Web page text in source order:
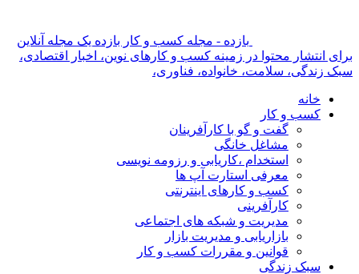
بازده - مجله کسب و کار بازده یک مجله آنلاین
برای انتشار محتوا در زمینه کسب و کارهای نوین، اخبار اقتصادی،
سبک زندگی، سلامت، خانواده، فناوری،
خانه
کسب و کار
گفت و گو با کارآفرینان
مشاغل خانگی
استخدام ،کاریابی و رزومه نویسی
معرفی استارت آپ ها
کسب و کارهای اینترنتی
کارآفرینی
مدیریت و شبکه های اجتماعی
بازاریابی و مدیریت بازار
قوانین و مقررات کسب و کار
سبک زندگی